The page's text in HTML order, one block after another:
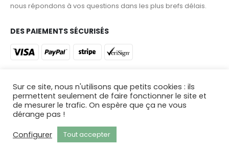
nous répondons à vos questions dans les plus brefs délais.
DES PAIEMENTS SÉCURISÉS
Profitez d'une livraison en 48 heures ou venez retirer votre
commande dansnotre magasin du Castellet !
Sur ce site, nous n'utilisons que petits cookies : ils
permettent seulement de faire fonctionner le site et
de mesurer le trafic. On espère que ça ne vous
dérange pas !
Configurer
Tout accepter